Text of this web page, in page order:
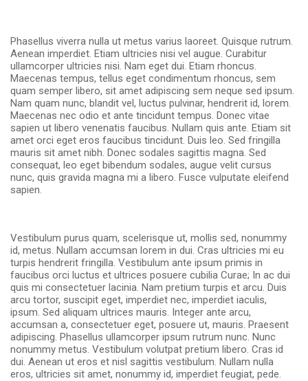
Phasellus viverra nulla ut metus varius laoreet. Quisque rutrum.
Aenean imperdiet. Etiam ultricies nisi vel augue. Curabitur
ullamcorper ultricies nisi. Nam eget dui. Etiam rhoncus.
Maecenas tempus, tellus eget condimentum rhoncus, sem
quam semper libero, sit amet adipiscing sem neque sed ipsum.
Nam quam nunc, blandit vel, luctus pulvinar, hendrerit id, lorem.
Maecenas nec odio et ante tincidunt tempus. Donec vitae
sapien ut libero venenatis faucibus. Nullam quis ante. Etiam sit
amet orci eget eros faucibus tincidunt. Duis leo. Sed fringilla
mauris sit amet nibh. Donec sodales sagittis magna. Sed
consequat, leo eget bibendum sodales, augue velit cursus
nunc, quis gravida magna mi a libero. Fusce vulputate eleifend
sapien.
Vestibulum purus quam, scelerisque ut, mollis sed, nonummy
id, metus. Nullam accumsan lorem in dui. Cras ultricies mi eu
turpis hendrerit fringilla. Vestibulum ante ipsum primis in
faucibus orci luctus et ultrices posuere cubilia Curae; In ac dui
quis mi consectetuer lacinia. Nam pretium turpis et arcu. Duis
arcu tortor, suscipit eget, imperdiet nec, imperdiet iaculis,
ipsum. Sed aliquam ultrices mauris. Integer ante arcu,
accumsan a, consectetuer eget, posuere ut, mauris. Praesent
adipiscing. Phasellus ullamcorper ipsum rutrum nunc. Nunc
nonummy metus. Vestibulum volutpat pretium libero. Cras id
dui. Aenean ut eros et nisl sagittis vestibulum. Nullam nulla
eros, ultricies sit amet, nonummy id, imperdiet feugiat, pede.